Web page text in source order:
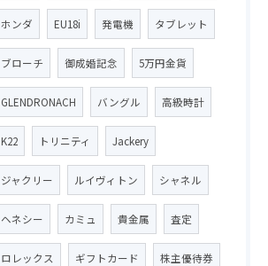
ホンダ EU18i 発電機 タブレット
ブローチ 御成婚記念 5万円金貨
GLENDRONACH バングル 高級時計
K22 トリニティ Jackery
ジャクリー ルイヴィトン シャネル
ヘネシー カミュ 貴金属 査定
ロレックス ギフトカード 株主優待券